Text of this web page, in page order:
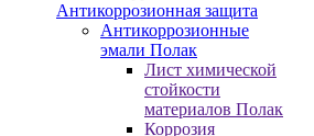
Антикоррозионная защита
Антикоррозионные
эмали Полак
Лист химической
стойкости
материалов Полак
Коррозия